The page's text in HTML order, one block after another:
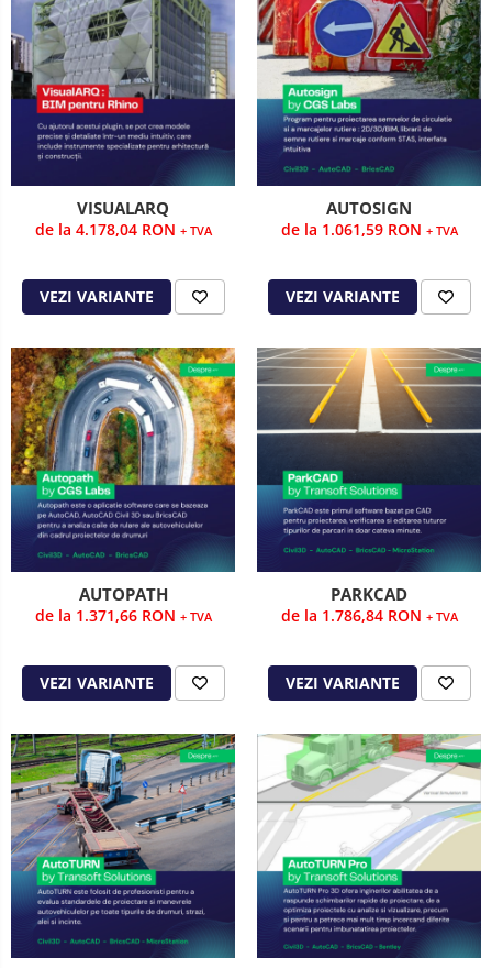
VISUALARQ
de la 4.178,04 RON + TVA
VEZI VARIANTE
AUTOSIGN
de la 1.061,59 RON + TVA
VEZI VARIANTE
AUTOPATH
de la 1.371,66 RON + TVA
VEZI VARIANTE
PARKCAD
de la 1.786,84 RON + TVA
VEZI VARIANTE